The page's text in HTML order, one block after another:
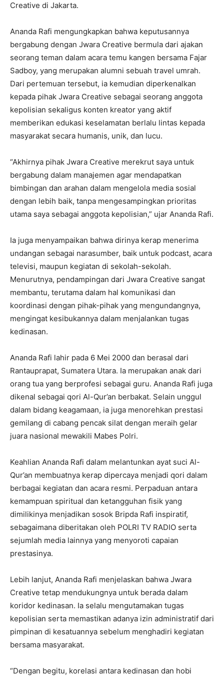
Creative di Jakarta.
Ananda Rafi mengungkapkan bahwa keputusannya
bergabung dengan Jwara Creative bermula dari ajakan
seorang teman dalam acara temu kangen bersama Fajar
Sadboy, yang merupakan alumni sebuah travel umrah.
Dari pertemuan tersebut, ia kemudian diperkenalkan
kepada pihak Jwara Creative sebagai seorang anggota
kepolisian sekaligus konten kreator yang aktif
memberikan edukasi keselamatan berlalu lintas kepada
masyarakat secara humanis, unik, dan lucu.
“Akhirnya pihak Jwara Creative merekrut saya untuk
bergabung dalam manajemen agar mendapatkan
bimbingan dan arahan dalam mengelola media sosial
dengan lebih baik, tanpa mengesampingkan prioritas
utama saya sebagai anggota kepolisian,” ujar Ananda Rafi.
Ia juga menyampaikan bahwa dirinya kerap menerima
undangan sebagai narasumber, baik untuk podcast, acara
televisi, maupun kegiatan di sekolah-sekolah.
Menurutnya, pendampingan dari Jwara Creative sangat
membantu, terutama dalam hal komunikasi dan
koordinasi dengan pihak-pihak yang mengundangnya,
mengingat kesibukannya dalam menjalankan tugas
kedinasan.
Ananda Rafi lahir pada 6 Mei 2000 dan berasal dari
Rantauprapat, Sumatera Utara. Ia merupakan anak dari
orang tua yang berprofesi sebagai guru. Ananda Rafi juga
dikenal sebagai qori Al-Qur’an berbakat. Selain unggul
dalam bidang keagamaan, ia juga menorehkan prestasi
gemilang di cabang pencak silat dengan meraih gelar
juara nasional mewakili Mabes Polri.
Keahlian Ananda Rafi dalam melantunkan ayat suci Al-
Qur’an membuatnya kerap dipercaya menjadi qori dalam
berbagai kegiatan dan acara resmi. Perpaduan antara
kemampuan spiritual dan ketangguhan fisik yang
dimilikinya menjadikan sosok Bripda Rafi inspiratif,
sebagaimana diberitakan oleh POLRI TV RADIO serta
sejumlah media lainnya yang menyoroti capaian
prestasinya.
Lebih lanjut, Ananda Rafi menjelaskan bahwa Jwara
Creative tetap mendukungnya untuk berada dalam
koridor kedinasan. Ia selalu mengutamakan tugas
kepolisian serta memastikan adanya izin administratif dari
pimpinan di kesatuannya sebelum menghadiri kegiatan
bersama masyarakat.
“Dengan begitu, korelasi antara kedinasan dan hobi